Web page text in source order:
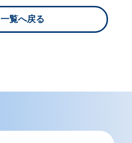
一覧へ戻る